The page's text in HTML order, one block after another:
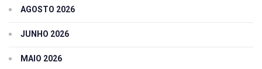
AGOSTO 2026
JUNHO 2026
MAIO 2026